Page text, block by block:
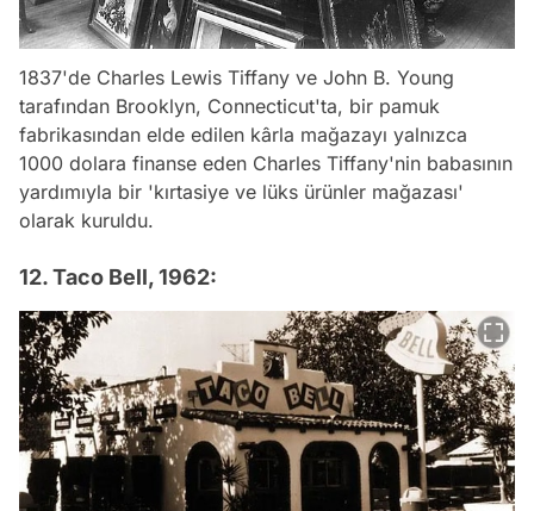
1837'de Charles Lewis Tiffany ve John B. Young
tarafından Brooklyn, Connecticut'ta, bir pamuk
fabrikasından elde edilen kârla mağazayı yalnızca
1000 dolara finanse eden Charles Tiffany'nin babasının
yardımıyla bir 'kırtasiye ve lüks ürünler mağazası'
olarak kuruldu.
12. Taco Bell, 1962: